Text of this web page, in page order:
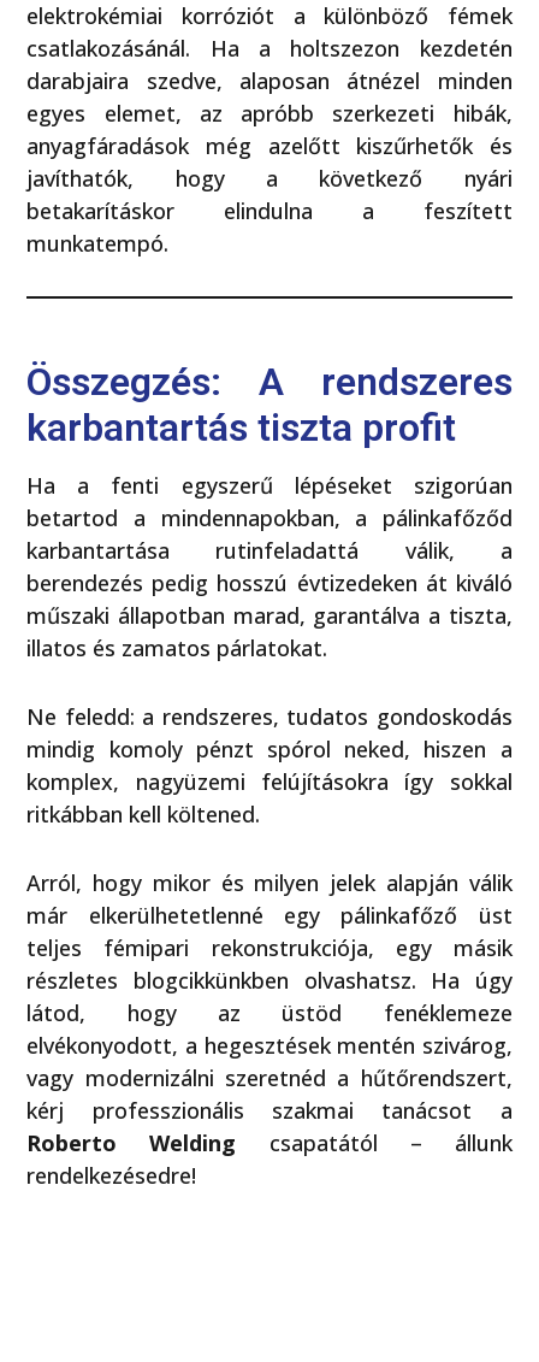
elektrokémiai korróziót a különböző fémek
csatlakozásánál. Ha a holtszezon kezdetén
darabjaira szedve, alaposan átnézel minden
egyes elemet, az apróbb szerkezeti hibák,
anyagfáradások még azelőtt kiszűrhetők és
javíthatók, hogy a következő nyári
betakarításkor elindulna a feszített
munkatempó.
Összegzés: A rendszeres
karbantartás tiszta profit
Ha a fenti egyszerű lépéseket szigorúan
betartod a mindennapokban, a pálinkafőződ
karbantartása rutinfeladattá válik, a
berendezés pedig hosszú évtizedeken át kiváló
műszaki állapotban marad, garantálva a tiszta,
illatos és zamatos párlatokat.
Ne feledd: a rendszeres, tudatos gondoskodás
mindig komoly pénzt spórol neked, hiszen a
komplex, nagyüzemi felújításokra így sokkal
ritkábban kell költened.
Arról, hogy mikor és milyen jelek alapján válik
már elkerülhetetlenné egy pálinkafőző üst
teljes fémipari rekonstrukciója, egy másik
részletes blogcikkünkben olvashatsz. Ha úgy
látod, hogy az üstöd fenéklemeze
elvékonyodott, a hegesztések mentén szivárog,
vagy modernizálni szeretnéd a hűtőrendszert,
kérj professzionális szakmai tanácsot a
Roberto Welding csapatától – állunk
rendelkezésedre!